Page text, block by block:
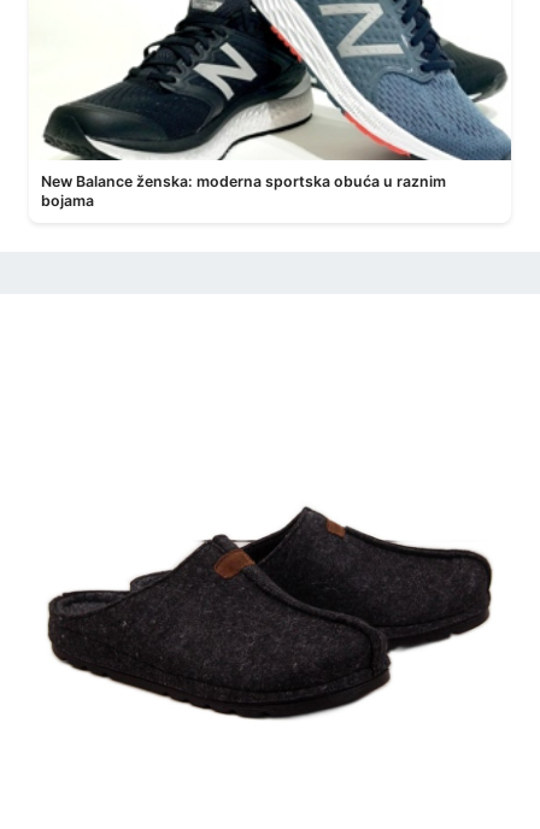
New Balance ženska: moderna sportska obuća u raznim
bojama